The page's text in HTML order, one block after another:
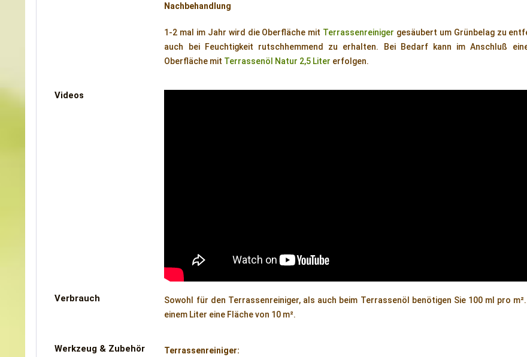
Nachbehandlung
1-2 mal im Jahr wird die Oberfläche mit Terrassenreiniger gesäubert um Grünbelag zu
auch bei Feuchtigkeit rutschhemmend zu erhalten. Bei Bedarf kann im Anschluß
Oberfläche mit Terrassenöl Natur 2,5 Liter erfolgen.
Videos
Verbrauch
Sowohl für den Terrassenreiniger, als auch beim Terrassenöl benötigen Sie 100 ml pro
einem Liter eine Fläche von 10 m².
Werkzeug & Zubehör Terrassenreiniger: